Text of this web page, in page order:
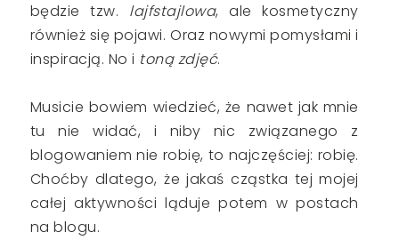
będzie tzw. lajfstajlowa, ale kosmetyczny
również się pojawi. Oraz nowymi pomysłami i
inspiracją. No i toną zdjęć.
Musicie bowiem wiedzieć, że nawet jak mnie
tu nie widać, i niby nic związanego z
blogowaniem nie robię, to najczęściej: robię.
Choćby dlatego, że jakaś cząstka tej mojej
całej aktywności ląduje potem w postach
na blogu.